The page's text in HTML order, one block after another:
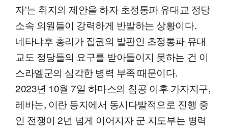
자'는 취지의 제안을 하자 초정통파 유대교 정당
소속 의원들이 강력하게 반발하는 상황이다.
네타냐후 총리가 집권의 발판인 초정통파 유대
교도 정당들의 요구를 받아들이지 못하는 건 이
스라엘군의 심각한 병력 부족 때문이다.
2023년 10월 7일 하마스의 침공 이후 가자지구,
레바논, 이란 등지에서 동시다발적으로 진행 중
인 전쟁이 2년 넘게 이어지자 군 지도부는 병력